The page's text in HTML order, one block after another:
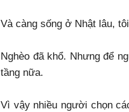
Và càng sống ở Nhật lâu,
Nghèo đã khổ. Nhưng để
tầng nữa.
Vì vậy nhiều người chọn